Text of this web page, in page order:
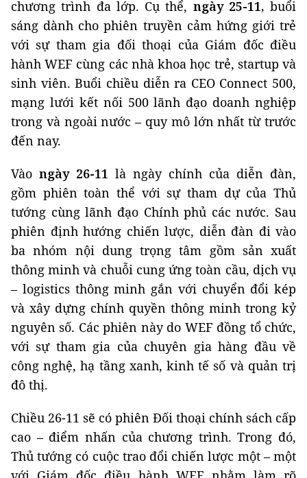
chương trình đa lớp. Cụ thể, ngày 25-11, buổi
sáng dành cho phiên truyền cảm hứng giới trẻ
với sự tham gia đối thoại của Giám đốc điều
hành WEF cùng các nhà khoa học trẻ, startup và
sinh viên. Buổi chiều diễn ra CEO Connect 500,
mạng lưới kết nối 500 lãnh đạo doanh nghiệp
trong và ngoài nước – quy mô lớn nhất từ trước
đến nay.
Vào ngày 26-11 là ngày chính của diễn đàn,
gồm phiên toàn thể với sự tham dự của Thủ
tướng cùng lãnh đạo Chính phủ các nước. Sau
phiên định hướng chiến lược, diễn đàn đi vào
ba nhóm nội dung trọng tâm gồm sản xuất
thông minh và chuỗi cung ứng toàn cầu, dịch vụ
– logistics thông minh gắn với chuyển đổi kép
và xây dựng chính quyền thông minh trong kỷ
nguyên số. Các phiên này do WEF đồng tổ chức,
với sự tham gia của chuyên gia hàng đầu về
công nghệ, hạ tầng xanh, kinh tế số và quản trị
đô thị.
Chiều 26-11 sẽ có phiên Đối thoại chính sách cấp
cao – điểm nhấn của chương trình. Trong đó,
Thủ tướng có cuộc trao đổi chiến lược một – một